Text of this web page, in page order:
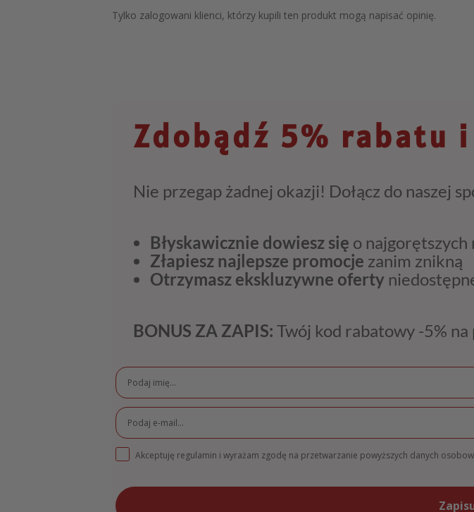
Tylko zalogowani klienci, którzy kupili ten produkt mogą napisać opinię.
Zdobądź 5% rabatu
Nie przegap żadnej okazji! Dołącz do naszej
Błyskawicznie dowiesz się o najgorętszych
Złapiesz najlepsze promocje zanim znikną
Otrzymasz ekskluzywne oferty
BONUS ZA ZAPIS: Twój kod rabatowy -5%
Akceptuję regulamin i wyrażam zgodę na przetwarzanie powyższych danych